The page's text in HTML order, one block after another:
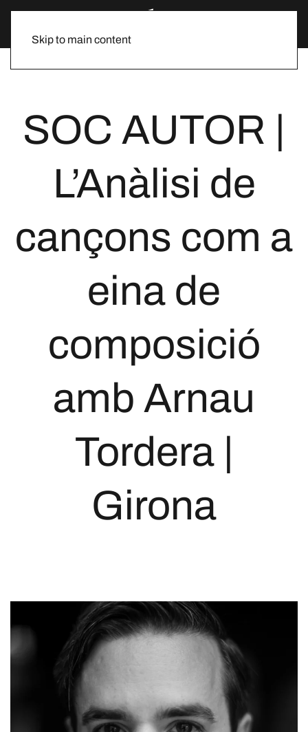
Skip to main content
SOC AUTOR |
L’Anàlisi de
cançons com a
eina de
composició
amb Arnau
Tordera |
Girona